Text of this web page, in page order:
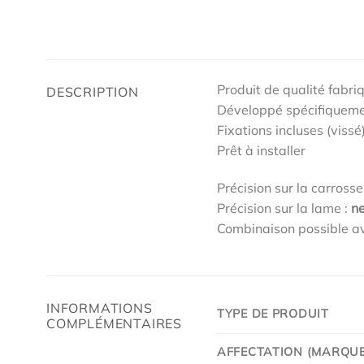
DESCRIPTION
Produit de qualité
Développé
Fixations incluses
Prêt à installer
Précision sur la
Précision sur la lame :
Combinaison possible
INFORMATIONS
COMPLÉMENTAIRES
TYPE DE PRODUIT
AFFECTATION